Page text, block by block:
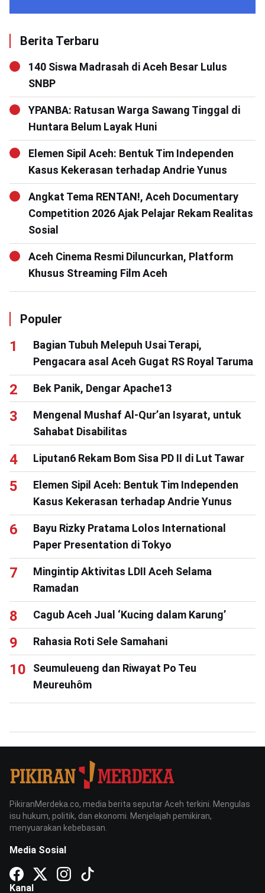
Berita Terbaru
140 Siswa Madrasah di Aceh Besar Lulus
SNBP
YPANBA: Ratusan Warga Sawang Tinggal di
Huntara Belum Layak Huni
Elemen Sipil Aceh: Bentuk Tim Independen
Kasus Kekerasan terhadap Andrie Yunus
Angkat Tema RENTAN!, Aceh Documentary
Competition 2026 Ajak Pelajar Rekam Realitas
Sosial
Aceh Cinema Resmi Diluncurkan, Platform
Khusus Streaming Film Aceh
Populer
Bagian Tubuh Melepuh Usai Terapi,
Pengacara asal Aceh Gugat RS Royal Taruma
Bek Panik, Dengar Apache13
Mengenal Mushaf Al-Qur’an Isyarat, untuk
Sahabat Disabilitas
Liputan6 Rekam Bom Sisa PD II di Lut Tawar
Elemen Sipil Aceh: Bentuk Tim Independen
Kasus Kekerasan terhadap Andrie Yunus
Bayu Rizky Pratama Lolos International
Paper Presentation di Tokyo
Mingintip Aktivitas LDII Aceh Selama
Ramadan
Cagub Aceh Jual ‘Kucing dalam Karung’
Rahasia Roti Sele Samahani
Seumuleueng dan Riwayat Po Teu
Meureuhôm
PikiranMerdeka.co, media berita seputar Aceh terkini. Mengulas
isu hukum, politik, dan ekonomi. Menjelajah pemikiran,
menyuarakan kebebasan.
Media Sosial
Kanal